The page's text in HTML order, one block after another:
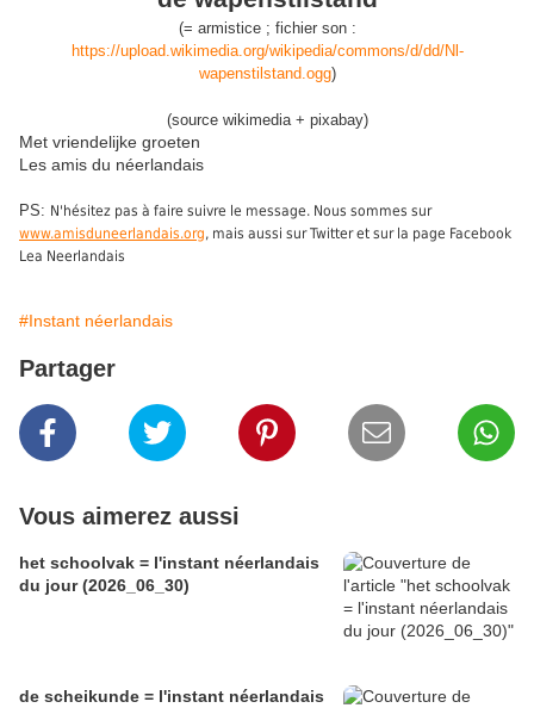
(= armistice; fichier son :
https://upload.wikimedia.org/wikipedia/commons/d/dd/Nl-
wapenstilstand.ogg)
(source wikimedia + pixabay)
Met vriendelijke groeten
Les amis du néerlandais
PS: N'hésitez pas à faire suivre le message. Nous sommes sur
www.amisduneerlandais.org, mais aussi sur Twitter et sur la page Facebook
Lea Neerlandais
#Instant néerlandais
Partager
Vous aimerez aussi
het schoolvak = l'instant néerlandais
du jour (2026_06_30)
de scheikunde = l'instant néerlandais